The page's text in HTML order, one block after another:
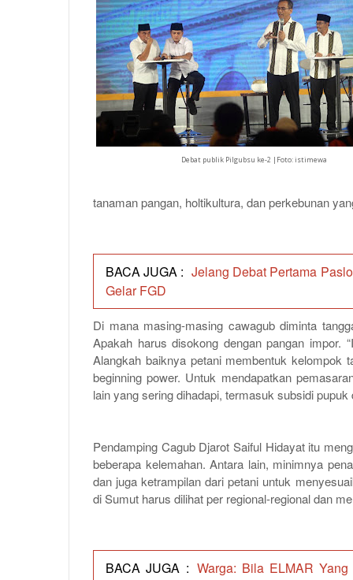
Debat publik Pilgubsu ke-2 |Foto: istimewa
tanaman pangan, holtikultura, dan perkebunan
BACA JUGA : Jelang Debat Pertama
Gelar FGD
Di mana masing-masing cawagub diminta
Apakah harus disokong dengan pangan impor.
Alangkah baiknya petani membentuk kelompok
beginning power. Untuk mendapatkan
lain yang sering dihadapi, termasuk subsidi pupuk
Pendamping Cagub Djarot Saiful Hidayat itu
beberapa kelemahan. Antara lain, minimnya
dan juga ketrampilan dari petani untuk
di Sumut harus dilihat per regional-regional dan
BACA JUGA : Warga: Bila ELMAR